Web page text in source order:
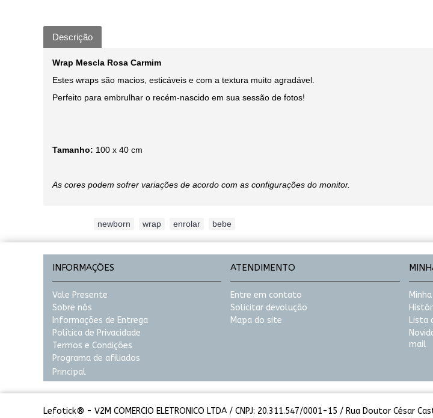
Descrição
Wrap Mescla Rosa Carmim
Estes wraps são macios, esticáveis e com a textura muito agradável.
Perfeito para embrulhar o recém-nascido em sua sessão de fotos!
Tamanho: 100 x 40 cm
As cores podem sofrer variações de acordo com as configurações do monitor.
newborn wrap enrolar bebe
INFORMAÇÕES
Vale Presente
Sobre nós
Informações de Entrega
Política de Privacidade
Termos e Condições
Programa de afiliados
Principal
ATENDIMENTO
Entre em contato
Solicitar devolução
Mapa do site
Lista
mail
Lefotick® - V2M COMERCIO ELETRONICO LTDA / CNPJ: 20.311.547/0001-15 / Rua Doutor César